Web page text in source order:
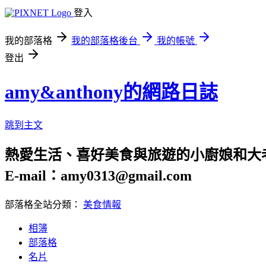
登入
我的部落格 我的部落格後台
我的帳號
登出
amy&anthony的網路日誌
跳到主文
熱愛生活、喜好美食與旅遊的小廚娘和大
E-mail：amy0313@gmail.com
部落格全站分類： 美食情報
相簿
部落格
名片